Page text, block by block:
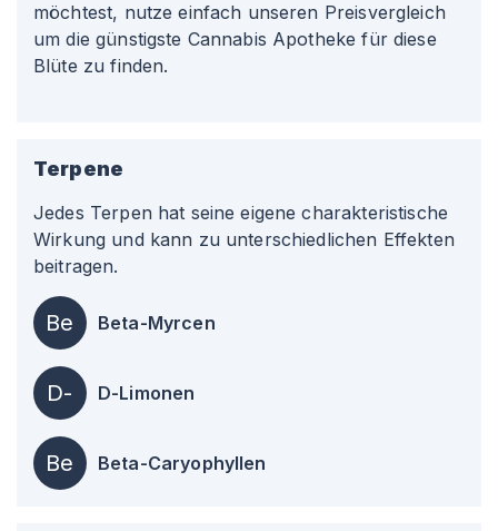
möchtest, nutze einfach unseren Preisvergleich
um die günstigste Cannabis Apotheke für diese
Blüte zu finden.
Terpene
Jedes Terpen hat seine eigene charakteristische
Wirkung und kann zu unterschiedlichen Effekten
beitragen.
Be Beta-Myrcen
D- D-Limonen
Be Beta-Caryophyllen